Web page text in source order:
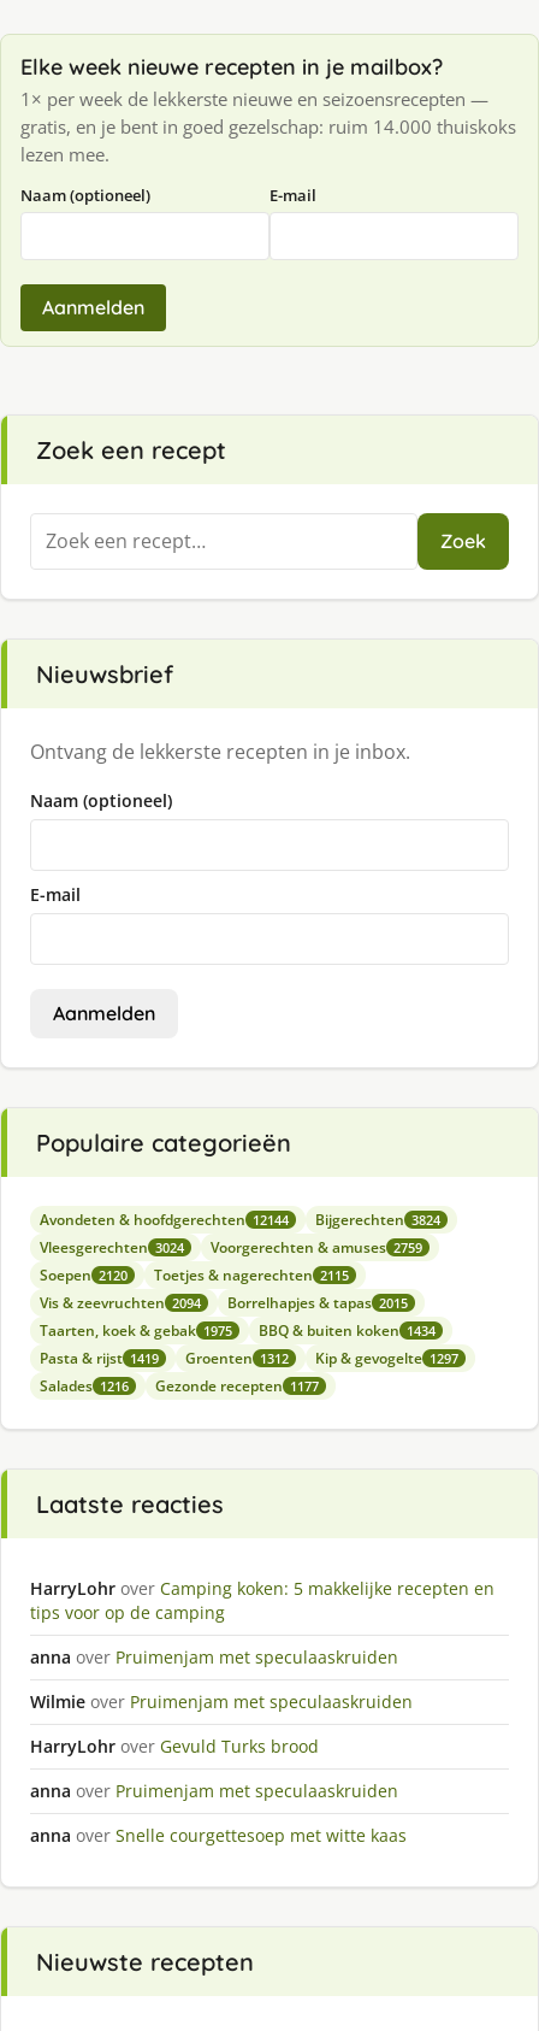
Elke week nieuwe recepten in je mailbox?
1× per week de lekkerste nieuwe en seizoensrecepten —
gratis, en je bent in goed gezelschap: ruim 14.000 thuiskoks
lezen mee.
Naam (optioneel) E-mail
Aanmelden
Zoek een recept
Zoeken
naar:
Zoek
Nieuwsbrief
Ontvang de lekkerste recepten in je inbox.
Naam (optioneel)
E-mail
Aanmelden
Populaire categorieën
Avondeten & hoofdgerechten 12144 Bijgerechten 3824
Vleesgerechten 3024 Voorgerechten & amuses 2759
Soepen 2120 Toetjes & nagerechten 2115
Vis & zeevruchten 2094 Borrelhapjes & tapas 2015
Taarten, koek & gebak 1975 BBQ & buiten koken 1434
Pasta & rijst 1419 Groenten 1312 Kip & gevogelte 1297
Salades 1216 Gezonde recepten 1177
Laatste reacties
HarryLohr over Camping koken: 5 makkelijke recepten en
tips voor op de camping
anna over Pruimenjam met speculaaskruiden
Wilmie over Pruimenjam met speculaaskruiden
HarryLohr over Gevuld Turks brood
anna over Pruimenjam met speculaaskruiden
anna over Snelle courgettesoep met witte kaas
Nieuwste recepten